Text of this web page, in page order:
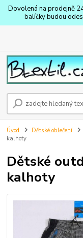
Dovolená na prodejně
balíčky budou
Úvod Dětské oblečení
kalhoty
Dětské
kalhoty